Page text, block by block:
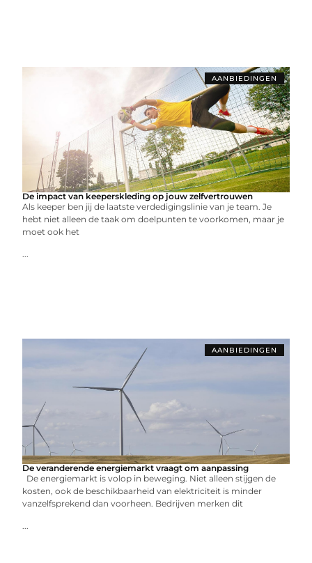
AANBIEDINGEN
De impact van keeperskleding op jouw zelfvertrouwen
Als keeper ben jij de laatste verdedigingslinie van je team. Je
hebt niet alleen de taak om doelpunten te voorkomen, maar je
moet ook het
...
AANBIEDINGEN
De veranderende energiemarkt vraagt om aanpassing
De energiemarkt is volop in beweging. Niet alleen stijgen de
kosten, ook de beschikbaarheid van elektriciteit is minder
vanzelfsprekend dan voorheen. Bedrijven merken dit
...